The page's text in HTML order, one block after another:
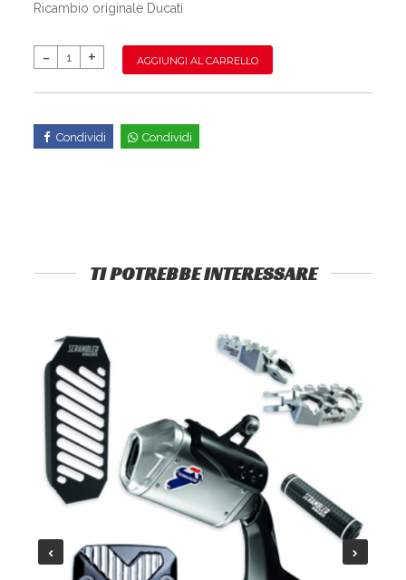
Ricambio originale Ducati
AGGIUNGI AL CARRELLO
Condividi Condividi
TI POTREBBE INTERESSARE